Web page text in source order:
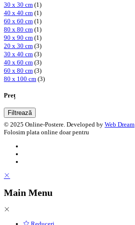
30 x 30 cm (1)
40 x 40 cm (1)
60 x 60 cm (1)
80 x 80 cm (1)
90 x 90 cm (1)
20 x 30 cm (3)
30 x 40 cm (3)
40 x 60 cm (3)
60 x 80 cm (3)
80 x 100 cm (3)
Preț
Filtrează
© 2025 Online-Postere. Developed by Web Dream
Folosim plata online doar pentru
Main Menu